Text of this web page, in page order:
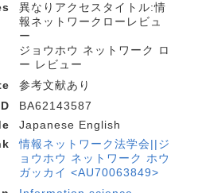
異なりアクセスタイトル:情
報ネットワークローレビュ
ー
ジョウホウ ネットワーク ロ
ー レビュー
参考文献あり
BA62143587
Japanese English
情報ネットワーク法学会||ジ
ョウホウ ネットワーク ホウ
ガッカイ <AU70063849>